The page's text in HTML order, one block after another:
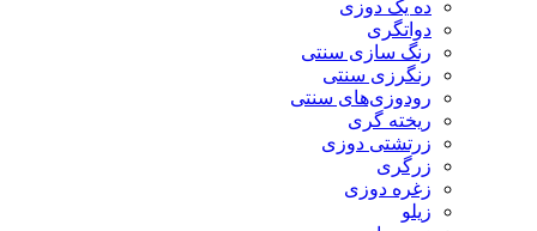
ده یک دوزی
دواتگری
رنگ سازی سنتی
رنگرزی سنتی
رودوزی‌های سنتی
ریخته گری
زرتشتی دوزی
زرگری
زغره دوزی
زیلو